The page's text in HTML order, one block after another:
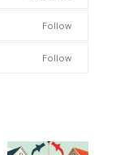
Follow
Follow